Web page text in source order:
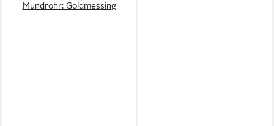
Mundrohr: Goldmessing